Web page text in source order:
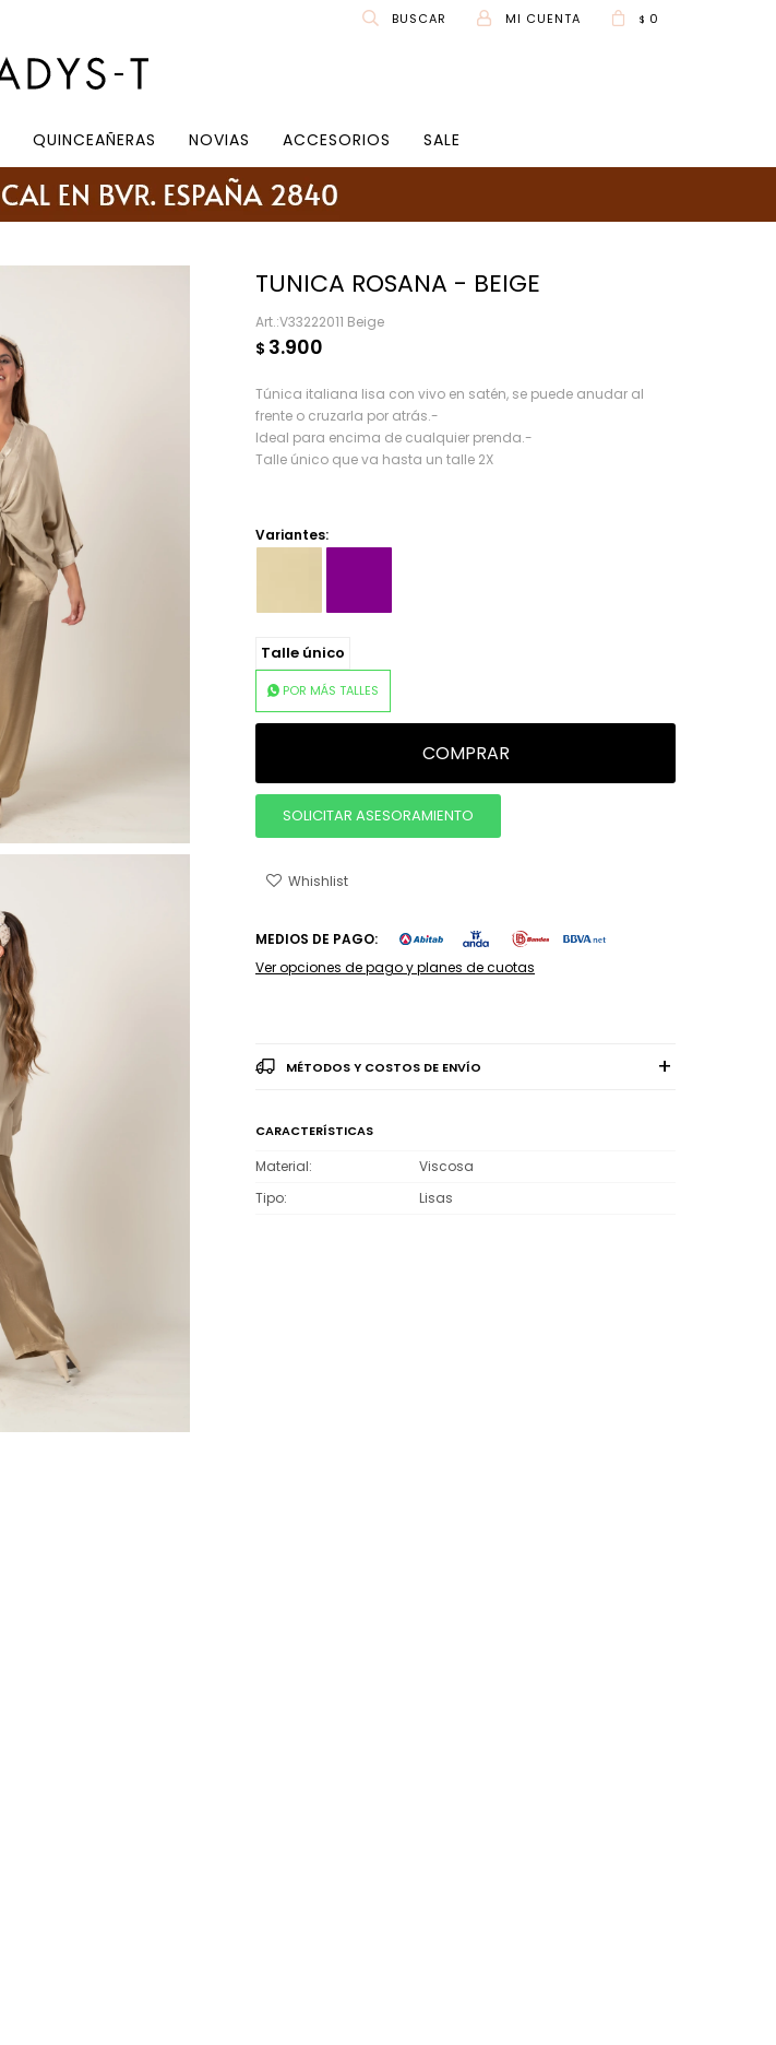
QUINCEAÑERAS NOVIAS ACCESORIOS SALE
$ 0
TUNICA ROSANA - BEIGE
V33222011 Beige
$ 3.900
Túnica italiana lisa con vivo en satén, se puede anudar al
frente o cruzarla por atrás.-
Ideal para encima de cualquier prenda.-
Talle único que va hasta un talle 2X
Variantes:
Talle único
POR MÁS TALLES
COMPRAR
SOLICITAR ASESORAMIENTO
MEDIOS DE PAGO:
Ver opciones de pago y planes de cuotas
MÉTODOS Y COSTOS DE ENVÍO
CARACTERÍSTICAS
Material
Viscosa
Tipo
Lisas